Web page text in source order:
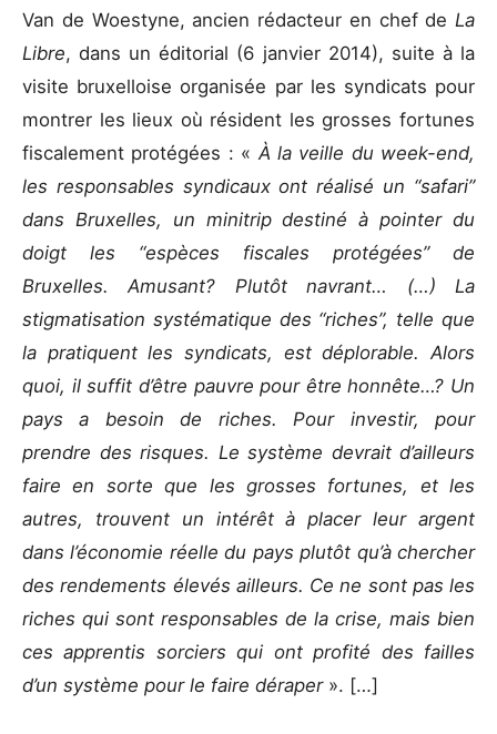
Van de Woestyne, ancien rédacteur en chef de La
Libre, dans un éditorial (6 janvier 2014), suite à la
visite bruxelloise organisée par les syndicats pour
montrer les lieux où résident les grosses fortunes
fiscalement protégées : «À la veille du week-end,
les responsables syndicaux ont réalisé un “safari”
dans Bruxelles, un minitrip destiné à pointer du
doigt les “espèces fiscales protégées” de
Bruxelles. Amusant? Plutôt navrant… (…) La
stigmatisation systématique des “riches”, telle que
la pratiquent les syndicats, est déplorable. Alors
quoi, il suffit d’être pauvre pour être honnête…? Un
pays a besoin de riches. Pour investir, pour
prendre des risques. Le système devrait d’ailleurs
faire en sorte que les grosses fortunes, et les
autres, trouvent un intérêt à placer leur argent
dans l’économie réelle du pays plutôt qu’à chercher
des rendements élevés ailleurs. Ce ne sont pas les
riches qui sont responsables de la crise, mais bien
ces apprentis sorciers qui ont profité des failles
d’un système pour le faire déraper ». […]